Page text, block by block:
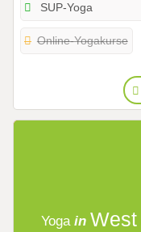
SUP-Yoga
Online-Yogakurse
Yoga in West